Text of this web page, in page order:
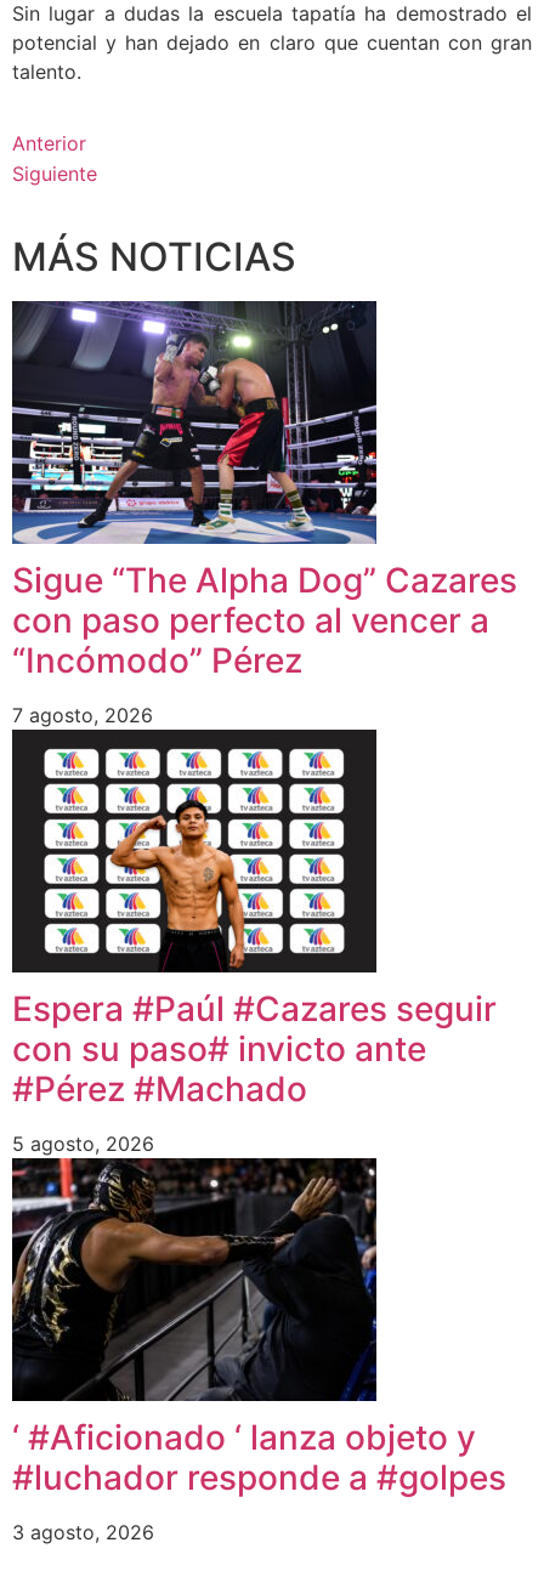
Sin lugar a dudas la escuela tapatía ha demostrado el
potencial y han dejado en claro que cuentan con gran
talento.
Anterior
Siguiente
MÁS NOTICIAS
Sigue “The Alpha Dog” Cazares
con paso perfecto al vencer a
“Incómodo” Pérez
7 agosto, 2026
Espera #Paúl #Cazares seguir
con su paso# invicto ante
#Pérez #Machado
5 agosto, 2026
‘ #Aficionado ‘ lanza objeto y
#luchador responde a #golpes
3 agosto, 2026